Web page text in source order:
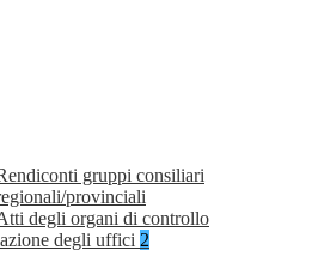
gruppi consiliari
provinciali
degli organi di controllo
degli uffici 2